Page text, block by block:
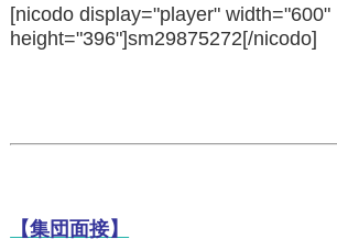
[nicodo display="player" width="600"
height="396"]sm29875272[/nicodo]
【集団面接】